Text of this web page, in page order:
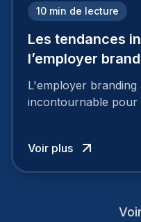
10 min de lecture
Les tendances
l’employer
L'employer
incontournable pour
Voir plus